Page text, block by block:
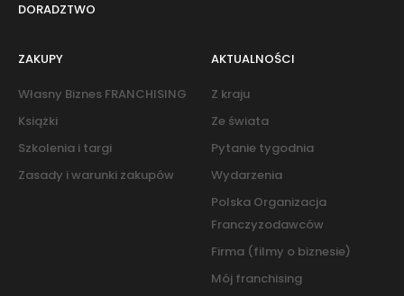
DORADZTWO
ZAKUPY
Własny Biznes FRANCHISING
Książki
Szkolenia i targi
Zasady i warunki zakupów
AKTUALNOŚCI
Z kraju
Ze świata
Pytanie tygodnia
Wydarzenia
Polska Organizacja
Franczyzodawców
Firma (filmy o biznesie)
Mój franchising